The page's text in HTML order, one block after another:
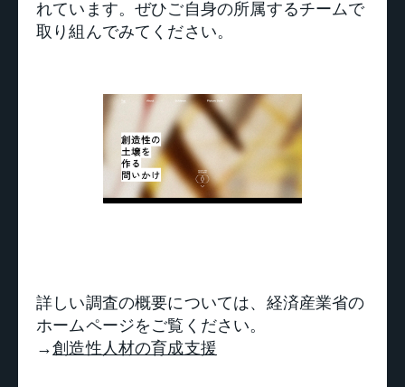
れています。ぜひご自身の所属するチームで
取り組んでみてください。
詳しい調査の概要については、経済産業省の
ホームページをご覧ください。
→創造性人材の育成支援